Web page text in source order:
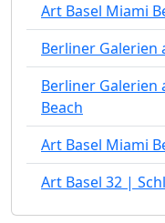
Art Basel Miami
Berliner Galerien
Berliner Galerien
Beach
Art Basel Miami
Art Basel 32 |